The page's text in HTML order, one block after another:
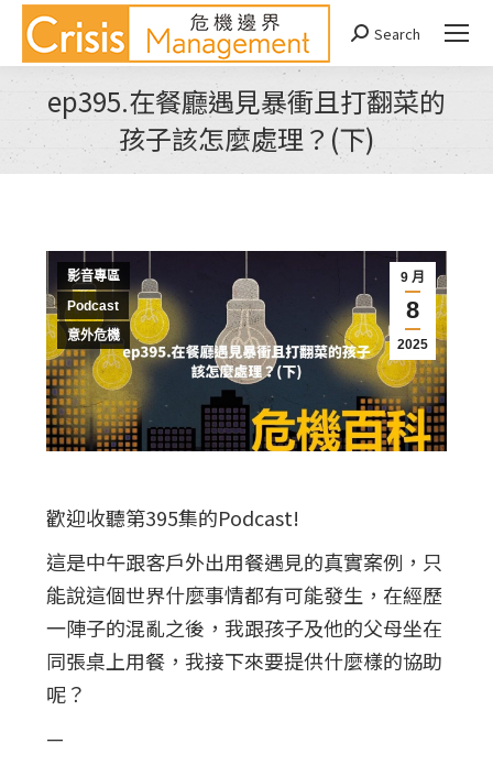
Search:
Search
ep395.在餐廳遇見暴衝且打翻菜的
孩子該怎麼處理？(下)
You are here:
9 月
8
2025
影音專區
Podcast
意外危機
歡迎收聽第395集的Podcast!
這是中午跟客戶外出用餐遇見的真實案例，只
能說這個世界什麼事情都有可能發生，在經歷
一陣子的混亂之後，我跟孩子及他的父母坐在
同張桌上用餐，我接下來要提供什麼樣的協助
呢？
—